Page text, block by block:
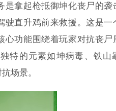
是拿起枪抵御坤化丧尸的袭
驶直升鸡前来救援。这是一
心功能围绕着玩家对抗丧尸
特的元素如坤病毒、铁山
场景。